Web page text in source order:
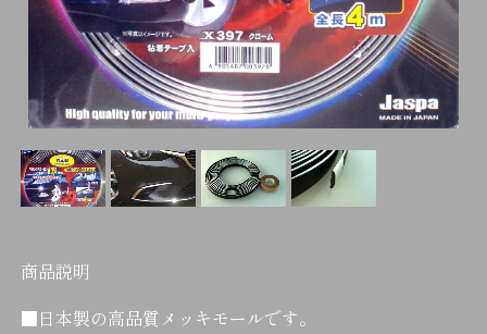
商品説明
■日本製の高品質メッキモールです。